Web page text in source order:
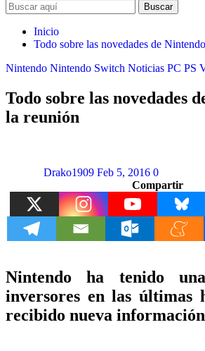
Buscar
Inicio
Todo sobre las novedades de
Nintendo Nintendo Switch Noticias PC PS
Todo sobre las novedades
la reunión
Drako1909 Feb 5, 2016 0
Compartir
Nintendo ha tenido
inversores en las últimas
recibido nueva